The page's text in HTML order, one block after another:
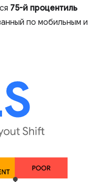
75-й процентиль
по мобильным и